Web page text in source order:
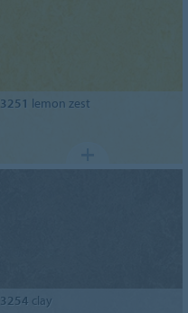
3251 lemon zest
3254 clay